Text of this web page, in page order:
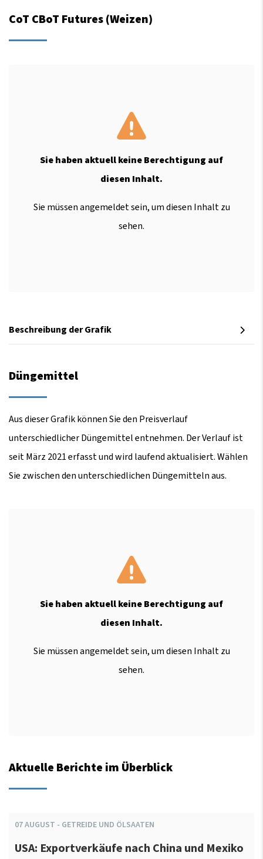
CoT CBoT Futures (Weizen)
Sie haben aktuell keine Berechtigung auf
diesen Inhalt.
Sie müssen angemeldet sein, um diesen Inhalt zu
sehen.
Beschreibung der Grafik
Düngemittel
Aus dieser Grafik können Sie den Preisverlauf
unterschiedlicher Düngemittel entnehmen. Der Verlauf ist
seit März 2021 erfasst und wird laufend aktualisiert. Wählen
Sie zwischen den unterschiedlichen Düngemitteln aus.
Sie haben aktuell keine Berechtigung auf
diesen Inhalt.
Sie müssen angemeldet sein, um diesen Inhalt zu
sehen.
Aktuelle Berichte im Überblick
07AUGUST - GETREIDE UND ÖLSAATEN
USA: Exportverkäufe nach China und Mexiko